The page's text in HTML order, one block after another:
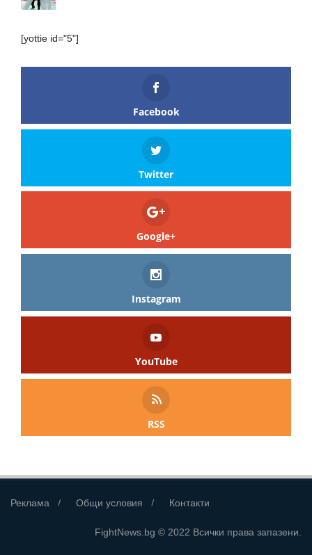
[yottie id="5"]
Facebook
Twitter
Google+
Instagram
YouTube
RSS
Реклама Общи условия Контакти
FightNews.bg © 2022 Всички права запазени.